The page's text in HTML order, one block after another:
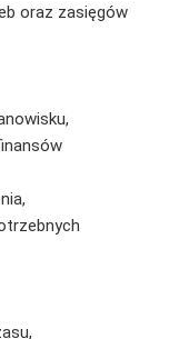
oraz zasięgów